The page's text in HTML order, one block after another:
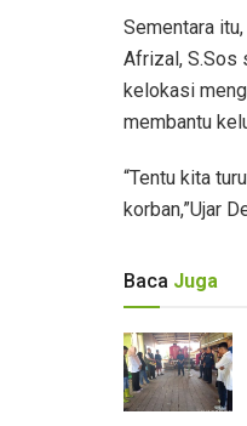
Sementara
Afrizal, S.Sos
kelokasi
membantu
“Tentu kita
korban,”Ujar
Baca Juga